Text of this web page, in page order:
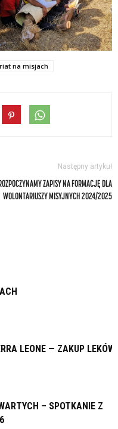
na misjach
Następny artykuł
ZAPISY NA FORMACJĘ DLA
WOLONTARIUSZY MISYJNYCH 2024/2025
LEONE — ZAKUP LEKÓW
– SPOTKANIE Z